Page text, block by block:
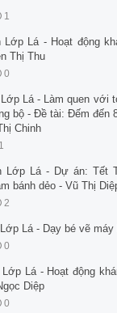
1
Lớp Lá - Hoạt động
Thị Thu
0
Lá - Làm quen với
bộ - Đề tài: Đếm đến
Chinh
1
Lớp Lá - Dự án: Tết
bánh dẻo - Vũ Thị
2
Lá - Dạy bé vẽ máy
0
Lớp Lá - Hoạt động
Diệp
0